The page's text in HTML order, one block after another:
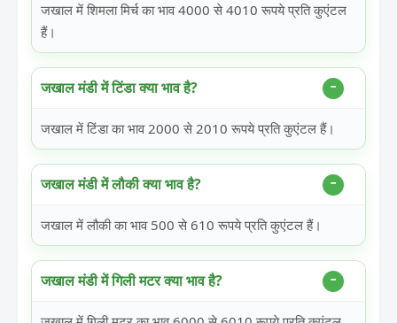
जखाल में शिमला मिर्च का भाव 4000 से 4010 रूपये प्रति कुएंटल
हैं।
जखाल मंडी में टिंडा क्या भाव है?
जखाल में टिंडा का भाव 2000 से 2010 रूपये प्रति कुएंटल हैं।
जखाल मंडी में लौकी क्या भाव है?
जखाल में लौकी का भाव 500 से 610 रूपये प्रति कुएंटल हैं।
जखाल मंडी में गिली मटर क्या भाव है?